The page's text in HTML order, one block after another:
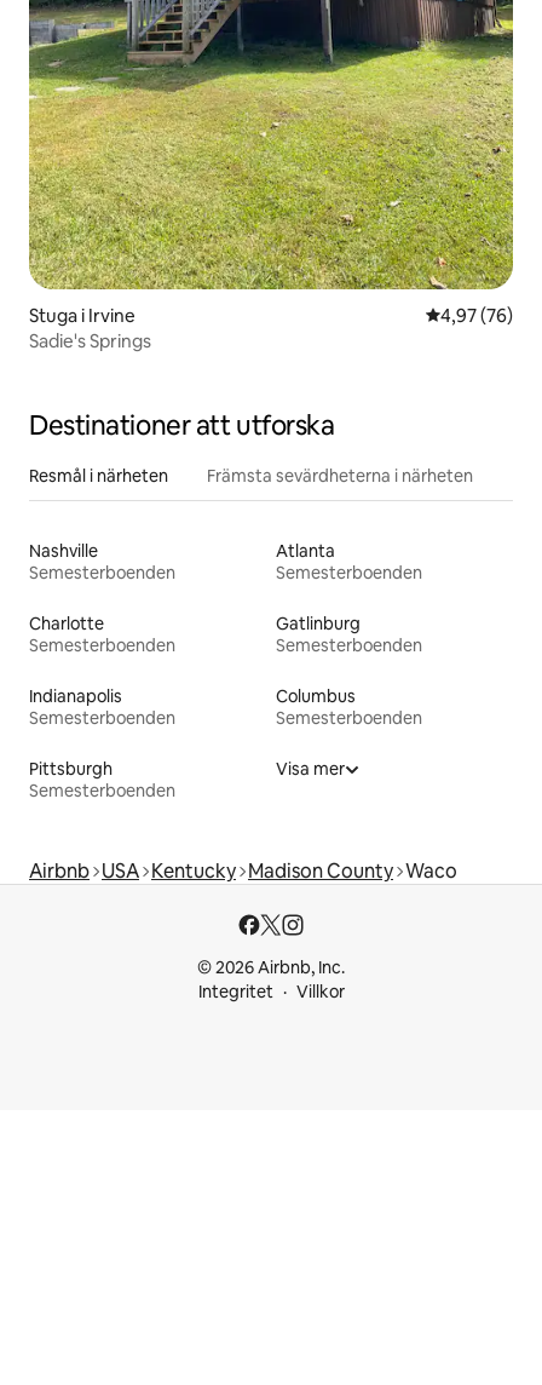
Stuga i Irvine 4,97 av 5 i
4,97 (76)
Sadie's Springs
Destinationer att utforska
Resmål i närheten Främsta sevärdheterna i närheten
Nashville
Semesterboenden
Atlanta
Semesterboenden
Charlotte
Semesterboenden
Gatlinburg
Semesterboenden
Indianapolis
Semesterboenden
Columbus
Semesterboenden
Pittsburgh
Semesterboenden
Visa mer
Airbnb USA Kentucky Madison County Waco
© 2026 Airbnb, Inc.
Integritet
Villkor